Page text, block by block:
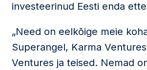
investeerinud Eesti enda
„Need on eelkõige meie
Superangel, Karma
Ventures ja teised. Nemad